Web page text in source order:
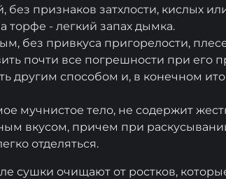
без признаков затхлости, кислых
торфе - легкий запах дымка.
без привкуса пригорелости,
почти все погрешности при его
другим способом и, в конечном
мучнистое тело, не содержит
вкусом, причем при
отделяться.
сушки очищают от ростков,